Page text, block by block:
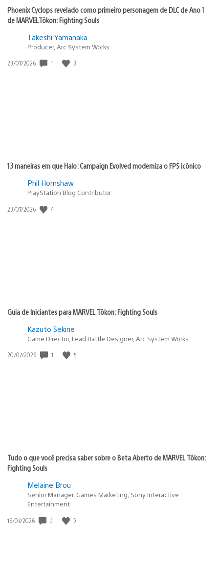
Phoenix Cyclops revelado como primeiro personagem de DLC de Ano 1
de MARVEL Tōkon: Fighting Souls
Takeshi Yamanaka
Producer, Arc System Works
Data
23/07/2026 1 3
13 maneiras em que Halo: Campaign Evolved moderniza o FPS icônico
Phil Hornshaw
PlayStation Blog Contributor
Data
23/07/2026 4
Guia de Iniciantes para MARVEL Tōkon: Fighting Souls
Kazuto Sekine
Game Director, Lead Battle Designer, Arc System Works
Data
20/07/2026 1 5
Tudo o que você precisa saber sobre o Beta Aberto de MARVEL Tōkon:
Fighting Souls
Melaine Brou
Senior Manager, Games Marketing, Sony Interactive
Entertainment
Data
16/07/2026 3 5